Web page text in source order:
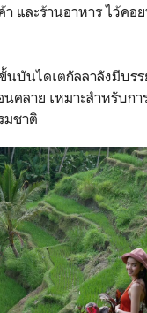
า และร้านอาหาร ไว้คอ
นบันไดเตกัลลาลังมีบร
นคลาย เหมาะสำหรับก
มชาติ